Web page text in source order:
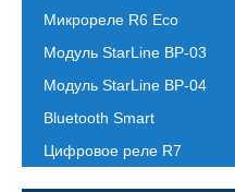
Микрореле R6 Eco
Модуль StarLine BP-03
Модуль StarLine BP-04
Bluetooth Smart
Цифровое реле R7